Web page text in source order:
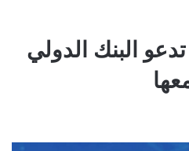
البنك الدولي